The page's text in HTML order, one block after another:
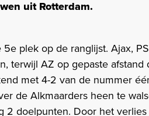
uit Rotterdam.
plek op de ranglijst. Ajax,
terwijl AZ op gepaste afstand
met 4-2 van de nummer
de Alkmaarders heen te
2 doelpunten. Door het verlies